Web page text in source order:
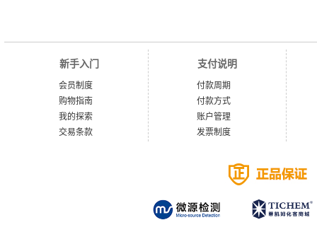
新手入门
会员制度
购物指南
我的探索
交易条款
支付说明
付款周期
付款方式
账户管理
发票制度